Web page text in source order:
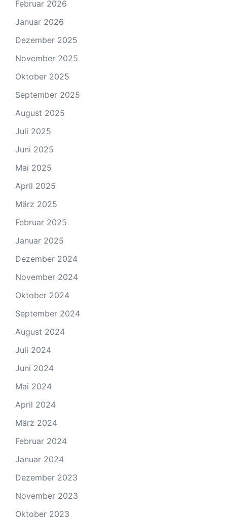
Februar 2026
Januar 2026
Dezember 2025
November 2025
Oktober 2025
September 2025
August 2025
Juli 2025
Juni 2025
Mai 2025
April 2025
März 2025
Februar 2025
Januar 2025
Dezember 2024
November 2024
Oktober 2024
September 2024
August 2024
Juli 2024
Juni 2024
Mai 2024
April 2024
März 2024
Februar 2024
Januar 2024
Dezember 2023
November 2023
Oktober 2023